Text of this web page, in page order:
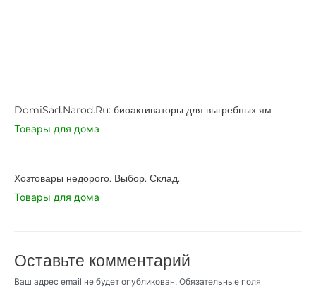
DomiSad.Narod.Ru: биоактиваторы для выгребных ям
Товары для дома
Хозтовары недорого. Выбор. Склад.
Товары для дома
Оставьте комментарий
Ваш адрес email не будет опубликован. Обязательные поля